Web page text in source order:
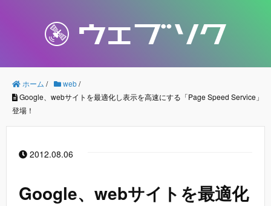
ホーム / web/
Google、webサイトを最適化し表示を高速にする「Page Speed Service」
登場！
2012.08.06
Google、webサイトを最適化